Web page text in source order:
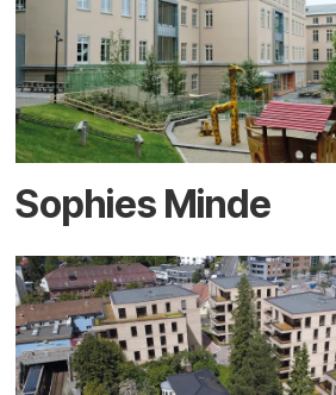
Sophies Minde